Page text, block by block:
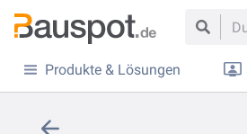
Produkte & Lösungen